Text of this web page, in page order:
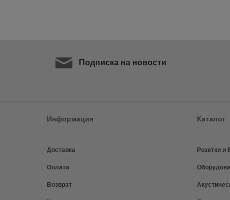
Подписка на новости
Информация
Доставка
Оплата
Возврат
Каталог
Розетки